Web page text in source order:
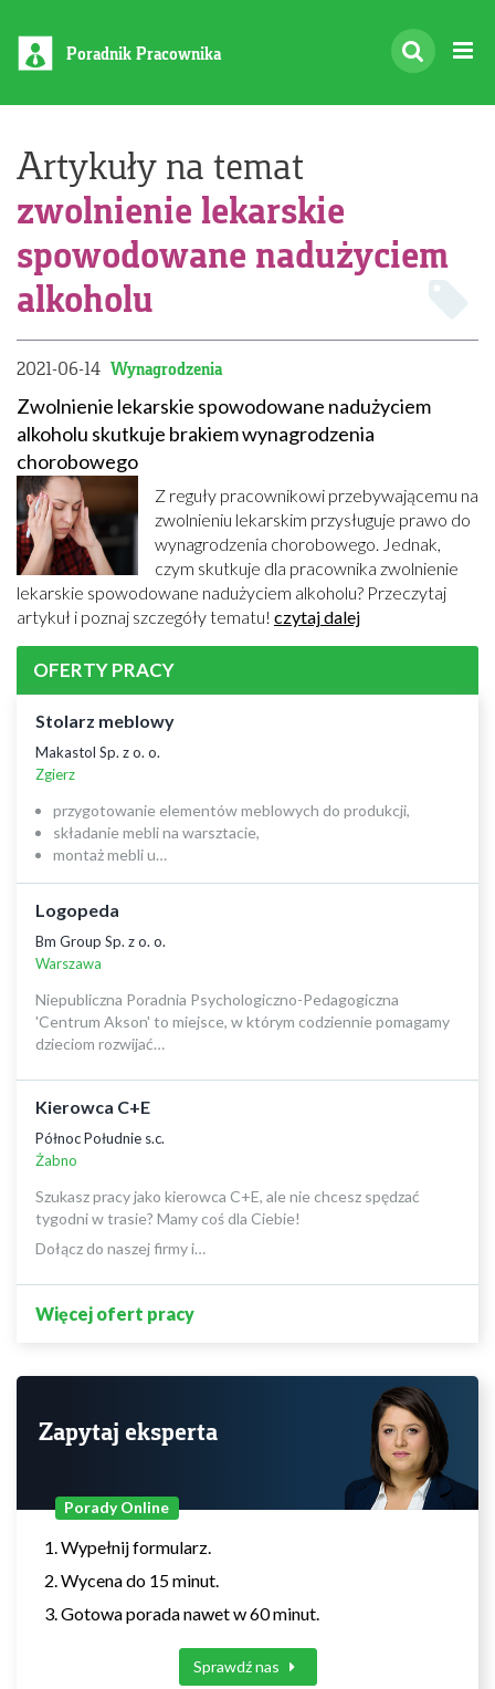
Poradnik Pracownika
Artykuły na temat
zwolnienie lekarskie
spowodowane nadużyciem
alkoholu
2021-06-14 Wynagrodzenia
Zwolnienie lekarskie spowodowane nadużyciem
alkoholu skutkuje brakiem wynagrodzenia
chorobowego
Z reguły pracownikowi przebywającemu na
zwolnieniu lekarskim przysługuje prawo do
wynagrodzenia chorobowego. Jednak,
czym skutkuje dla pracownika zwolnienie
lekarskie spowodowane nadużyciem alkoholu? Przeczytaj
artykuł i poznaj szczegóły tematu! czytaj dalej
OFERTY PRACY
Stolarz meblowy
Makastol Sp. z o. o.
Zgierz
przygotowanie elementów meblowych do produkcji,
składanie mebli na warsztacie,
montaż mebli u…
Logopeda
Bm Group Sp. z o. o.
Warszawa
Niepubliczna Poradnia Psychologiczno-Pedagogiczna
'Centrum Akson' to miejsce, w którym codziennie pomagamy
dzieciom rozwijać…
Kierowca C+E
Północ Południe s.c.
Żabno
Szukasz pracy jako kierowca C+E, ale nie chcesz spędzać
tygodni w trasie? Mamy coś dla Ciebie!
Dołącz do naszej firmy i…
Więcej ofert pracy
Zapytaj eksperta
Porady Online
Wypełnij formularz.
Wycena do 15 minut.
Gotowa porada nawet w 60 minut.
Sprawdź nas